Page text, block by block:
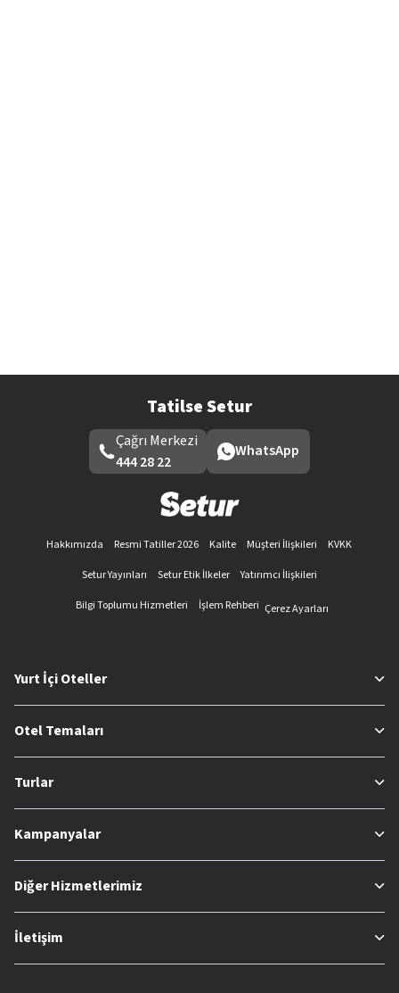
Tatilse Setur
Çağrı Merkezi
444 28 22
WhatsApp
Hakkımızda Resmi Tatiller 2026 Kalite Müşteri İlişkileri
KVKK
Setur Yayınları
Setur Etik İlkeler
Yatırımcı İlişkileri
Bilgi Toplumu Hizmetleri
İşlem Rehberi Çerez Ayarları
Yurt İçi Oteller
Otel Temaları
Turlar
Kampanyalar
Diğer Hizmetlerimiz
İletişim